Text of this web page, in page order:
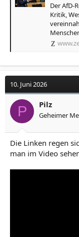
Der AfD-
Kritik,
10. Juni 2026
P Pilz
Geheimer
Die Linken regen
man im Video